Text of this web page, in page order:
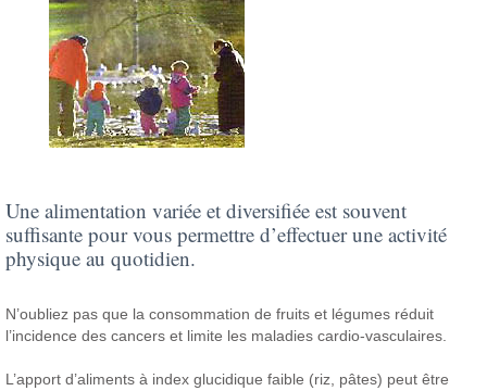
Une alimentation variée et diversifiée est souvent
suffisante pour vous permettre d’effectuer une activité
physique au quotidien.
N’oubliez pas que la consommation de fruits et légumes réduit
l’incidence des cancers et limite les maladies cardio-vasculaires.
L’apport d’aliments à index glucidique faible (riz, pâtes) peut être